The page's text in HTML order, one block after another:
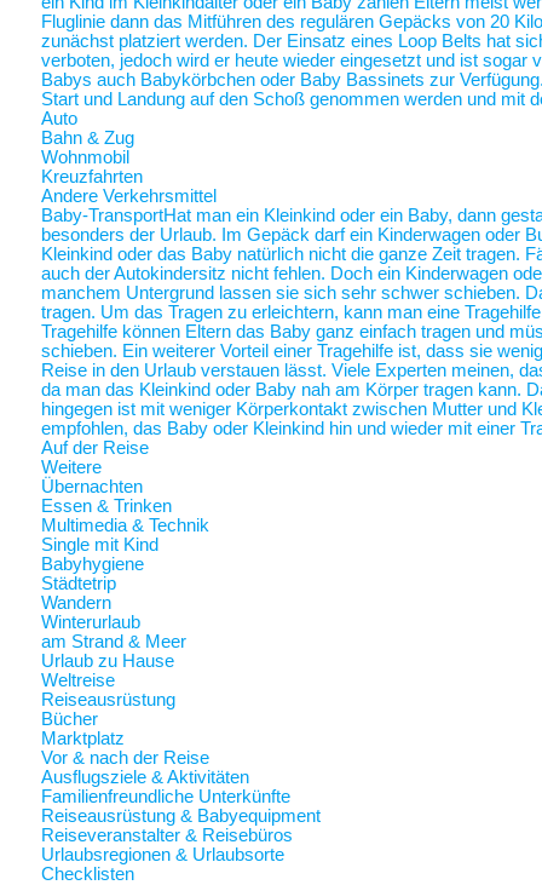
Fluglinie dann das Mitführen des regulären Gepäcks von 20
zunächst platziert werden. Der Einsatz eines Loop Belts hat
verboten, jedoch wird er heute wieder eingesetzt und ist sogar
Babys auch Babykörbchen oder Baby Bassinets zur
Start und Landung auf den Schoß genommen werden und mit
Auto
Bahn & Zug
Wohnmobil
Kreuzfahrten
Andere Verkehrsmittel
Baby-TransportHat man ein Kleinkind oder ein Baby, dann
besonders der Urlaub. Im Gepäck darf ein Kinderwagen oder
Kleinkind oder das Baby natürlich nicht die ganze Zeit tragen.
auch der Autokindersitz nicht fehlen. Doch ein Kinderwagen
manchem Untergrund lassen sie sich sehr schwer schieben.
tragen. Um das Tragen zu erleichtern, kann man eine
Tragehilfe können Eltern das Baby ganz einfach tragen und
schieben. Ein weiterer Vorteil einer Tragehilfe ist, dass sie
Reise in den Urlaub verstauen lässt. Viele Experten meinen,
da man das Kleinkind oder Baby nah am Körper tragen kann.
hingegen ist mit weniger Körperkontakt zwischen Mutter und
empfohlen, das Baby oder Kleinkind hin und wieder mit einer
Auf der Reise
Weitere
Übernachten
Essen & Trinken
Multimedia & Technik
Single mit Kind
Babyhygiene
Städtetrip
Wandern
Winterurlaub
am Strand & Meer
Urlaub zu Hause
Weltreise
Reiseausrüstung
Bücher
Marktplatz
Vor & nach der Reise
Ausflugsziele & Aktivitäten
Familienfreundliche Unterkünfte
Reiseausrüstung & Babyequipment
Reiseveranstalter & Reisebüros
Urlaubsregionen & Urlaubsorte
Checklisten